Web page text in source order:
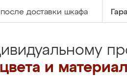
доставки шкафа
и